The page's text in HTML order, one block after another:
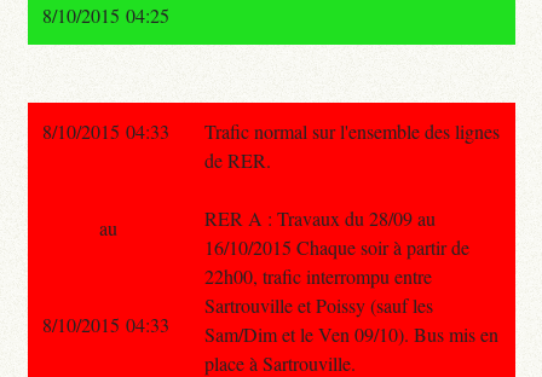
8/10/2015 04:25
8/10/2015 04:33
Trafic normal sur l'ensemble des lignes
de RER.
RER A : Travaux du 28/09 au
16/10/2015 Chaque soir à partir de
22h00, trafic interrompu entre
Sartrouville et Poissy (sauf les
Sam/Dim et le Ven 09/10). Bus mis en
place à Sartrouville.
au
8/10/2015 04:33